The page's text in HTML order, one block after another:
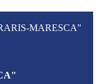
MARESCA"